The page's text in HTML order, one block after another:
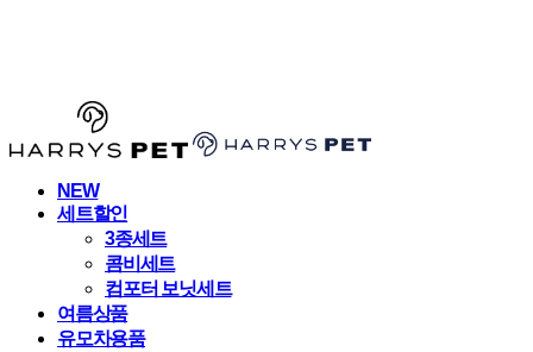
NEW
세트할인
3종세트
콤비세트
컴포터 보닛세트
여름상품
유모차용품